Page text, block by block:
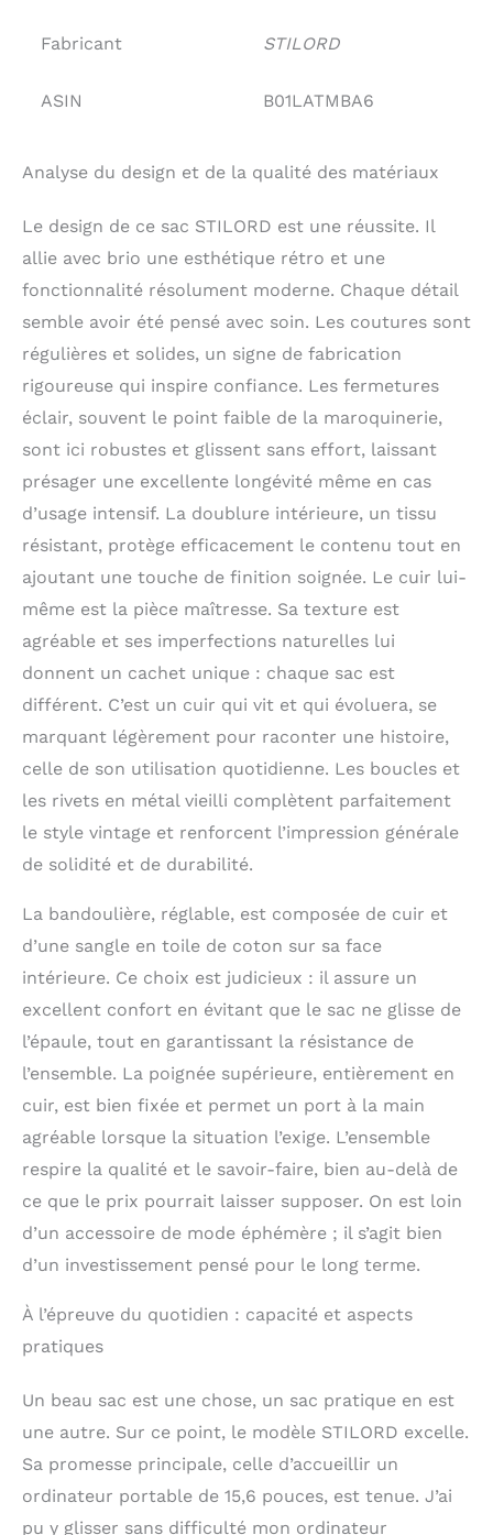
pouces | Également
pouces
Fabricant STILORD
ASIN B01LATMBA6
Analyse du design et de la qualité des matériaux
Le design de ce sac STILORD est une réussite. Il
allie avec brio une esthétique rétro et une
fonctionnalité résolument moderne. Chaque détail
semble avoir été pensé avec soin. Les coutures sont
régulières et solides, un signe de fabrication
rigoureuse qui inspire confiance. Les fermetures
éclair, souvent le point faible de la maroquinerie,
sont ici robustes et glissent sans effort, laissant
présager une excellente longévité même en cas
d’usage intensif. La doublure intérieure, un tissu
résistant, protège efficacement le contenu tout en
ajoutant une touche de finition soignée. Le cuir lui-
même est la pièce maîtresse. Sa texture est
agréable et ses imperfections naturelles lui
donnent un cachet unique : chaque sac est
différent. C’est un cuir qui vit et qui évoluera, se
marquant légèrement pour raconter une histoire,
celle de son utilisation quotidienne. Les boucles et
les rivets en métal vieilli complètent parfaitement
le style vintage et renforcent l’impression générale
de solidité et de durabilité.
La bandoulière, réglable, est composée de cuir et
d’une sangle en toile de coton sur sa face
intérieure. Ce choix est judicieux : il assure un
excellent confort en évitant que le sac ne glisse de
l’épaule, tout en garantissant la résistance de
l’ensemble. La poignée supérieure, entièrement en
cuir, est bien fixée et permet un port à la main
agréable lorsque la situation l’exige. L’ensemble
respire la qualité et le savoir-faire, bien au-delà de
ce que le prix pourrait laisser supposer. On est loin
d’un accessoire de mode éphémère ; il s’agit bien
d’un investissement pensé pour le long terme.
À l’épreuve du quotidien : capacité et aspects
pratiques
Un beau sac est une chose, un sac pratique en est
une autre. Sur ce point, le modèle STILORD excelle.
Sa promesse principale, celle d’accueillir un
ordinateur portable de 15,6 pouces, est tenue. J’ai
pu y glisser sans difficulté mon ordinateur